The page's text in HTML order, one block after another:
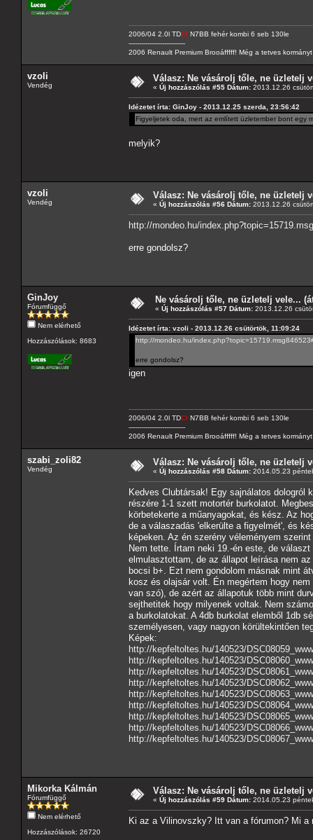
2006/04 2.0l TDCI N7BB fehér kombi 6 seb 130le
---------------------------
2006 Renault Premium Brooáfffff! Még a tetves
vzoli
Vendég
Válasz: Ne vásárolj tőle, ne üzletelj
« Új hozzászólás #55 Dátum: 2013.12.26
Idézetet írta: GinJoy - 2013.12.25 szerda, 23:56:42
Figyeljetek oda, mert az említett üzletember bont egy
melyik?
vzoli
Vendég
Válasz: Ne vásárolj tőle, ne üzletelj
« Új hozzászólás #56 Dátum: 2013.12.26
http://mondeo.hu/
erre gondolsz?
GinJoy
Fórumfüggő
Nem elérhető
Hozzászólások: 8683
Ne vásárolj tőle, ne üzletelj vele...
« Új hozzászólás #57 Dátum: 2013.12.26
Idézetet írta: vzoli - 2013.12.26 csütörtök, 11:09:24
http://mondeo.hu/
erre gondolsz?
igen
2006/04 2.0l TDCI N7BB fehér kombi 6 seb 130le
---------------------------
2006 Renault Premium Brooáfffff! Még a tetves
szabi_zoli82
Vendég
Válasz: Ne vásárolj tőle, ne üzletelj
« Új hozzászólás #58 Dátum: 2014.05.23
Kedves Clubtársak! Egy sajnálatos
részére 1-1 szett motortér burkolatot.
körbetekerte a műanyagokat, és kész. Az
de a válaszadás 'elkerülte a figyelmét', és
képeken. Az én szerény véleményem
Nem tette. Írtam neki 19.-én este, de
elmulasztottam, de az állapot leírása nem
bocsi b+. Ezt nem gondolom másnak mint
kosz és olajsár volt. Én megértem hogy
van szó), de azért az állapotuk több mint
sejthetitek hogy milyenek voltak. Nem
a burkolatokat. A 4db burkolat elemből 1db
személyesen, vagy nagyon körültekintően
Képek:
http://kepfeltoltes.hu/140523/
http://kepfeltoltes.hu/140523/
http://kepfeltoltes.hu/140523/
http://kepfeltoltes.hu/140523/
http://kepfeltoltes.hu/140523/
http://kepfeltoltes.hu/140523/
http://kepfeltoltes.hu/140523/
http://kepfeltoltes.hu/140523/
http://kepfeltoltes.hu/140523/
Mikorka Kálmán
Fórumfüggő
Nem elérhető
Hozzászólások: 26720
Válasz: Ne vásárolj tőle, ne üzletelj
« Új hozzászólás #59 Dátum: 2014.05.23
Ki az a Vilinovszky? Itt van a fórumon? Mi a